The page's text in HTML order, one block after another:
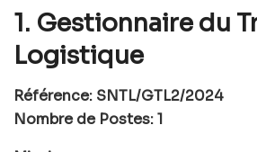
1. Gestionnaire du
Logistique
Référence: SNTL/GTL2/2024
Nombre de Postes: 1